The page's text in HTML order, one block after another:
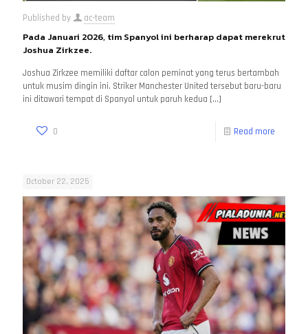
Published by ac-team
Pada Januari 2026, tim Spanyol ini berharap dapat merekrut
Joshua Zirkzee.
Joshua Zirkzee memiliki daftar calon peminat yang terus bertambah
untuk musim dingin ini. Striker Manchester United tersebut baru-baru
ini ditawari tempat di Spanyol untuk paruh kedua […]
0 Read more
October 22, 2025